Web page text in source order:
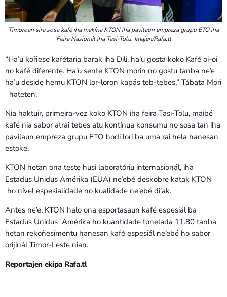
Timoroan sira sosa kafé iha makína KTON iha pavilaun empreza grupu ETO iha
Feira Nasionál iha Tasi-Tolu. Imajen/Rafa.tl
“Ha’u koñese kafétaria barak iha Dili, ha’u gosta koko Kafé oi-oi
no kafé diferente. Ha’u sente KTON morin no gostu tanba ne’e
ha’u deside hemu KTON lor-loron kapás teb-tebes,” Tábata Mori
hateten.
Nia haktuir, primeira-vez koko KTON iha feira Tasi-Tolu, maibé
kafé nia sabor atrai tebes atu kontínua konsumu no sosa tan iha
pavilaun empreza grupu ETO hodi lori ba uma rai hela hanesan
estoke.
KTON hetan ona teste husi laboratóriu internasionál, iha
Estadus Unidus Amérika (EUA) ne’ebé deskobre katak KTON
ho nível espesialidade no kualidade ne’ebé di’ak.
Antes ne’e, KTON halo ona esportasaun kafé espesiál ba
Estadus Unidus Amérika ho kuantidade tonelada 11.80 tanba
hetan rekoñesimentu hanesan kafé espesiál ne’ebé ho sabor
orijinál Timor-Leste nian.
Reportajen ekipa Rafa.tl